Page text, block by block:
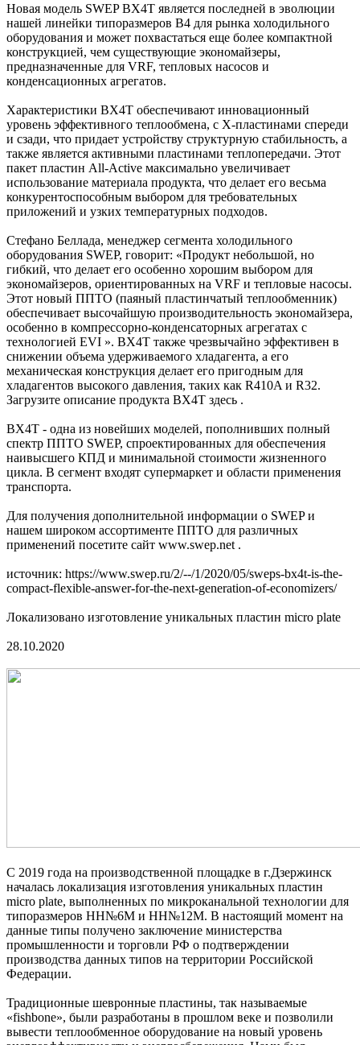
Новая модель SWEP BX4T является последней в эволюции
нашей линейки типоразмеров B4 для рынка холодильного
оборудования и может похвастаться еще более компактной
конструкцией, чем существующие экономайзеры,
предназначенные для VRF, тепловых насосов и
конденсационных агрегатов.
Характеристики BX4T обеспечивают инновационный
уровень эффективного теплообмена, с X-пластинами спереди
и сзади, что придает устройству структурную стабильность, а
также является активными пластинами теплопередачи. Этот
пакет пластин All-Active максимально увеличивает
использование материала продукта, что делает его весьма
конкурентоспособным выбором для требовательных
приложений и узких температурных подходов.
Стефано Беллада, менеджер сегмента холодильного
оборудования SWEP, говорит: «Продукт небольшой, но
гибкий, что делает его особенно хорошим выбором для
экономайзеров, ориентированных на VRF и тепловые насосы.
Этот новый ППТО (паяный пластинчатый теплообменник)
обеспечивает высочайшую производительность экономайзера,
особенно в компрессорно-конденсаторных агрегатах с
технологией EVI ». BX4T также чрезвычайно эффективен в
снижении объема удерживаемого хладагента, а его
механическая конструкция делает его пригодным для
хладагентов высокого давления, таких как R410A и R32.
Загрузите описание продукта BX4T здесь .
BX4T - одна из новейших моделей, пополнивших полный
спектр ППТО SWEP, спроектированных для обеспечения
наивысшего КПД и минимальной стоимости жизненного
цикла. В сегмент входят супермаркет и области применения
транспорта.
Для получения дополнительной информации о SWEP и
нашем широком ассортименте ППТО для различных
применений посетите сайт www.swep.net .
источник: https://www.swep.ru/2/--/1/2020/05/sweps-bx4t-is-the-
compact-flexible-answer-for-the-next-generation-of-economizers/
Локализовано изготовление уникальных пластин micro plate
28.10.2020
С 2019 года на производственной площадке в г.Дзержинск
началась локализация изготовления уникальных пластин
micro plate, выполненных по микроканальной технологии для
типоразмеров НН№6М и НН№12М. В настоящий момент на
данные типы получено заключение министерства
промышленности и торговли РФ о подтверждении
производства данных типов на территории Российской
Федерации.
Традиционные шевронные пластины, так называемые
«fishbone», были разработаны в прошлом веке и позволили
вывести теплообменное оборудование на новый уровень